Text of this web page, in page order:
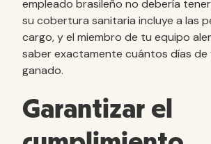
empleado brasileño no debería
su cobertura sanitaria incluye a las
cargo, y el miembro de tu equipo
saber exactamente cuántos días de
ganado.
Garantizar el